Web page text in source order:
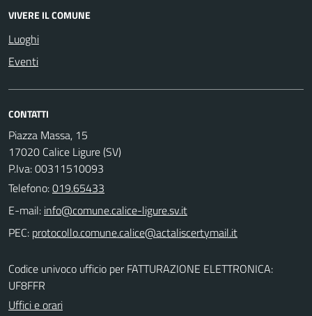
VIVERE IL COMUNE
Luoghi
Eventi
CONTATTI
Piazza Massa, 15
17020 Calice Ligure (SV)
P.Iva: 00311510093
Telefono:019.65433
E-mail:
PEC:
Codice univoco ufficio per FATTURAZIONE ELETTRONICA:
UF8FFR
Uffici e orari